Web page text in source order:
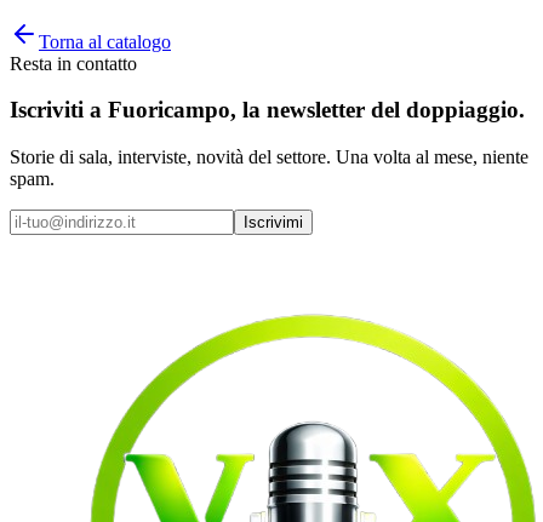
Torna al catalogo
Resta in contatto
Iscriviti a Fuoricampo, la newsletter del doppiaggio.
Storie di sala, interviste, novità del settore. Una volta al mese, niente
spam.
Iscrivimi